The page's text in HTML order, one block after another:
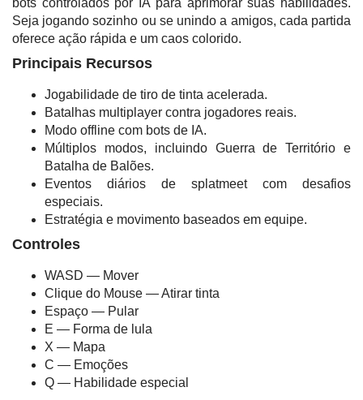
bots controlados por IA para aprimorar suas habilidades.
Seja jogando sozinho ou se unindo a amigos, cada partida
oferece ação rápida e um caos colorido.
Principais Recursos
Jogabilidade de tiro de tinta acelerada.
Batalhas multiplayer contra jogadores reais.
Modo offline com bots de IA.
Múltiplos modos, incluindo Guerra de Território e
Batalha de Balões.
Eventos diários de splatmeet com desafios
especiais.
Estratégia e movimento baseados em equipe.
Controles
WASD — Mover
Clique do Mouse — Atirar tinta
Espaço — Pular
E — Forma de lula
X — Mapa
C — Emoções
Q — Habilidade especial